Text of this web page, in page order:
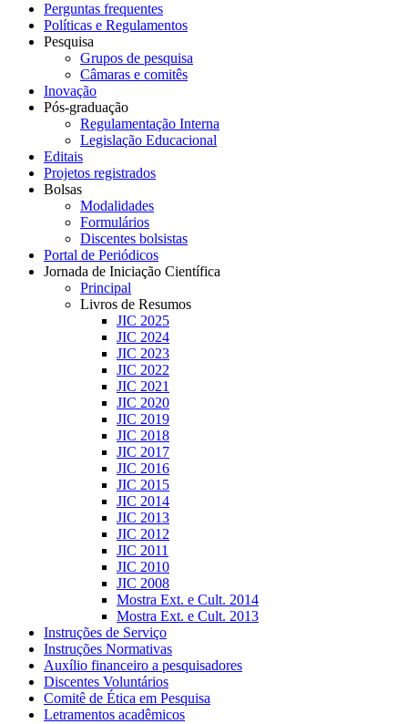
Perguntas frequentes
Políticas e Regulamentos
Pesquisa
Grupos de pesquisa
Câmaras e comitês
Inovação
Pós-graduação
Regulamentação Interna
Legislação Educacional
Editais
Projetos registrados
Bolsas
Modalidades
Formulários
Discentes bolsistas
Portal de Periódicos
Jornada de Iniciação Científica
Principal
Livros de Resumos
JIC 2025
JIC 2024
JIC 2023
JIC 2022
JIC 2021
JIC 2020
JIC 2019
JIC 2018
JIC 2017
JIC 2016
JIC 2015
JIC 2014
JIC 2013
JIC 2012
JIC 2011
JIC 2010
JIC 2008
Mostra Ext. e Cult. 2014
Mostra Ext. e Cult. 2013
Instruções de Serviço
Instruções Normativas
Auxílio financeiro a pesquisadores
Discentes Voluntários
Comitê de Ética em Pesquisa
Letramentos acadêmicos